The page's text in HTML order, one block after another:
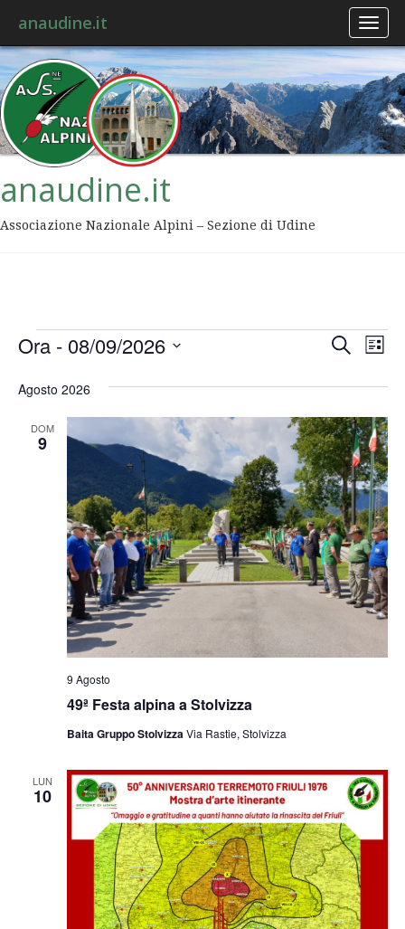
anaudine.it
anaudine.it
Associazione Nazionale Alpini – Sezione di Udine
viste
Cerca
Lista
Ora - 08/09/2026
la
Agosto 2026
DOM
9
49ª Festa alpina a Stolvizza
9 Agosto
Baita Gruppo StolvizzaVia Rastie, Stolvizza
LUN
10